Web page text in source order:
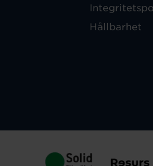
Hållbarhet